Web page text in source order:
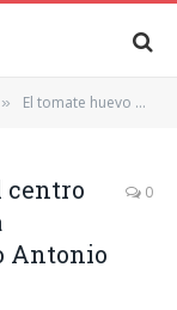
» El tomate huevo toro fue el centro de la jornada gastronómica celebrada en la Casa Museo Antonio Gala
centro
Antonio
0